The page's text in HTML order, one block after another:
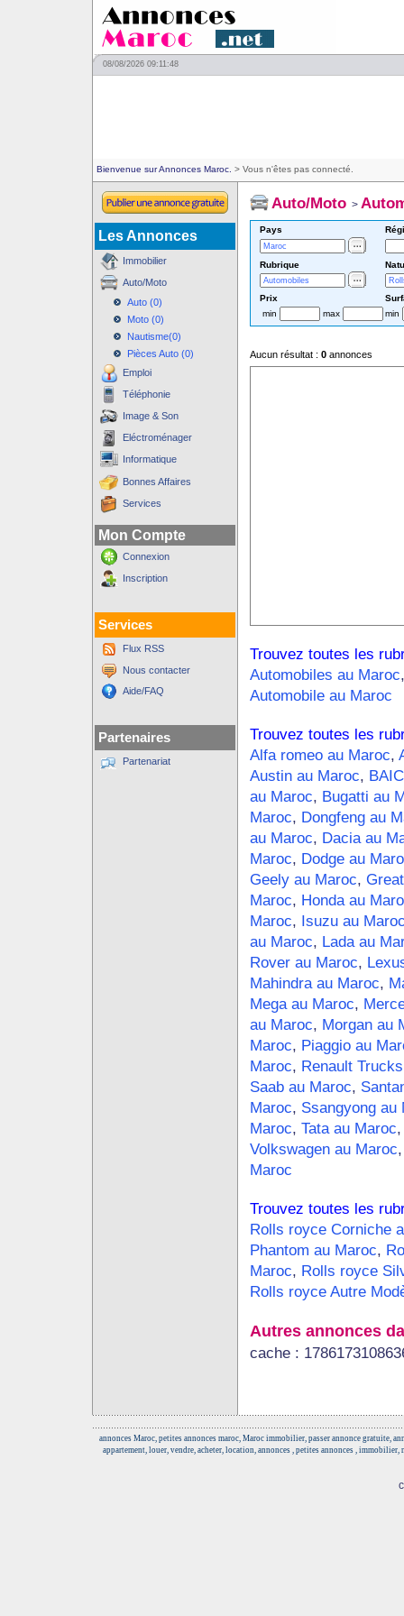
08/08/2026 09:11:48
Bienvenue sur Annonces Maroc. > Vous n'êtes pas connecté.
Les Annonces
Immobilier
Auto/Moto
Auto (0)
Moto (0)
Nautisme(0)
Pièces Auto (0)
Emploi
Téléphonie
Image & Son
Eléctroménager
Informatique
Bonnes Affaires
Services
Mon Compte
Connexion
Inscription
Services
Flux RSS
Nous contacter
Aide/FAQ
Partenaires
Partenariat
Auto/Moto>
Pays
Rubrique
Prix
min
max min
Aucun résultat : 0annonces
Trouvez toutes les
Automobiles au Maroc
Automobile au Maroc
Trouvez toutes les
Alfa romeo au Maroc,
Austin au Maroc,
au Maroc, Bugatti au
Maroc, Dongfeng au
au Maroc, Dacia au
Maroc, Dodge au
Geely au Maroc,
Maroc, Honda au
Maroc, Isuzu au
au Maroc, Lada au
Rover au Maroc,
Mahindra au Maroc,
Mega au Maroc,
au Maroc, Morgan au
Maroc, Piaggio au
Maroc, Renault
Saab au Maroc,
Maroc, Ssangyong au
Maroc, Tata au Maroc
Volkswagen au Maroc
Maroc
Trouvez toutes les
Rolls royce Corniche
Phantom au Maroc,
Maroc, Rolls royce
Rolls royce Autre
Autres annonces
cache :
annonces Maroc, petites annonces maroc, Maroc immobilier, passer annonce gratuite,
appartement, louer, vendre, acheter, location, annonces , petites annonces ,